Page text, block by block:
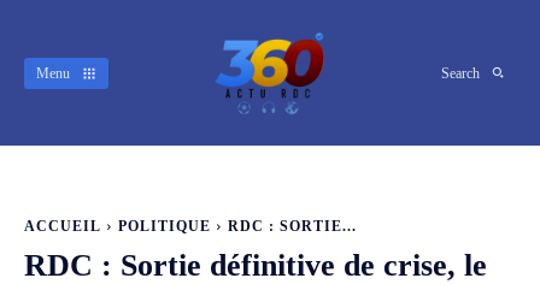
Menu Search
ACCUEIL POLITIQUE RDC : SORTIE...
RDC : Sortie définitive de crise, le